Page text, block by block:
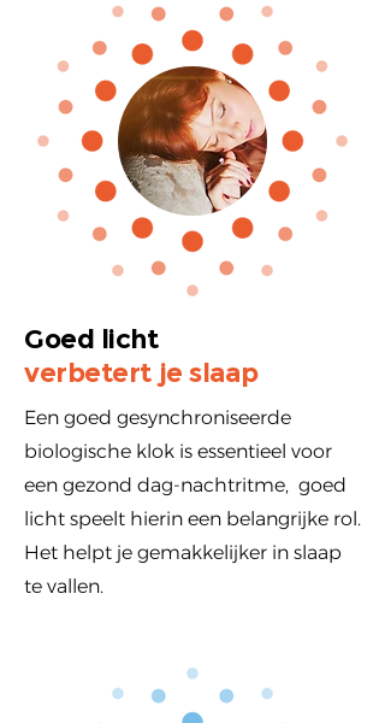
Goed licht
verbetert je slaap
Een goed gesynchroniseerde
biologische klok is essentieel voor
een gezond dag-nachtritme, goed
licht speelt hierin een belangrijke rol.
Het helpt je gemakkelijker in slaap
te vallen.